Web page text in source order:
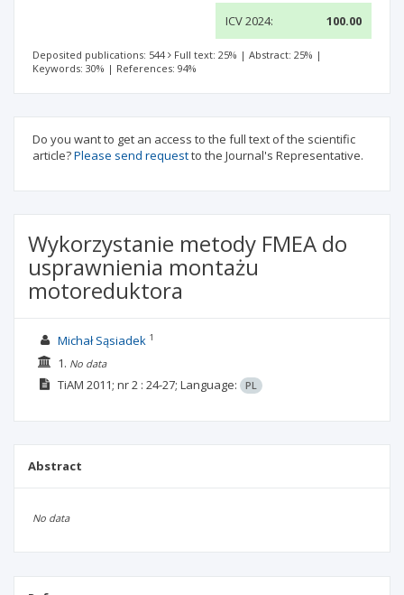
ICV 2024: 100.00
Deposited publications: 544 Full text: 25% | Abstract: 25% |
Keywords: 30% | References: 94%
Do you want to get an access to the full text of the scientific
article?Please send requestto the Journal's Representative.
Wykorzystanie metody FMEA do
usprawnienia montażu
motoreduktora
Michał Sąsiadek 1
1. No data
TiAM 2011; nr 2 : 24-27; Language: PL
Abstract
No data